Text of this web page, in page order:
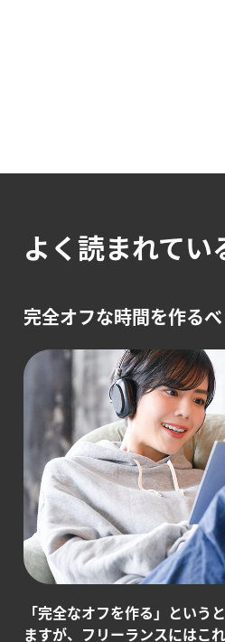
よく読まれてい
完全オフな時間を作る
「完全なオフを作る」という
ますが、フリーランスにはこ